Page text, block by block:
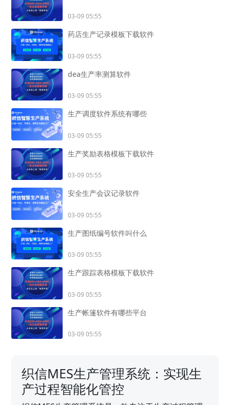
03-09 05:55
药店生产记录模板下载软件
03-09 05:55
dea生产率测算软件
03-09 05:55
生产调度软件系统有哪些
03-09 05:55
生产奖励表格模板下载软件
03-09 05:55
安全生产会议记录软件
03-09 05:55
生产图纸编号软件叫什么
03-09 05:55
生产跟踪表格模板下载软件
03-09 05:55
生产帐篷软件有哪些平台
03-09 05:55
织信MES生产管理系统：实现生
产过程智能化管控